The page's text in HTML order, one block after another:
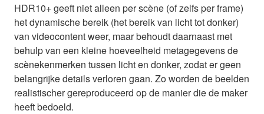
HDR10+ geeft niet alleen per scène (of zelfs per frame)
het dynamische bereik (het bereik van licht tot donker)
van videocontent weer, maar behoudt daarnaast met
behulp van een kleine hoeveelheid metagegevens de
scènekenmerken tussen licht en donker, zodat er geen
belangrijke details verloren gaan. Zo worden de beelden
realistischer gereproduceerd op de manier die de maker
heeft bedoeld.